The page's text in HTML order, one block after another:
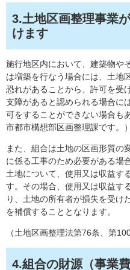
3.土地区画整理事業
けます
施行地区内において、建築物や
は増築を行なう場合には、土地
恐れがあることから、許可を受
支障があると認められる場合に
可をすることができない場合も
市都市構想部区画整理課です。）
また、組合は土地の区画形質の
に係る工事のため必要がある場
土地について、使用又は収益す
す。その場合、使用又は収益す
り、土地の所有者が損失を受け
を補償することとなります。
（土地区画整理法第76条、第
4.組合の財源（事業